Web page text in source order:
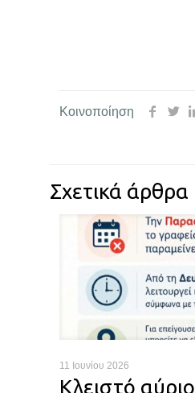
Κοινοποίηση
Σχετικά άρθρα
11 Ιουνίου 2026
Κλειστό αύριο